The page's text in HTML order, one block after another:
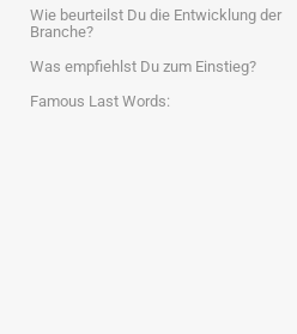
Wie beurteilst Du die Entwicklung der
Branche?
Was empfiehlst Du zum Einstieg?
Famous Last Words: